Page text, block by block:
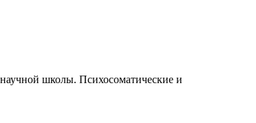
школы. Психосоматические и